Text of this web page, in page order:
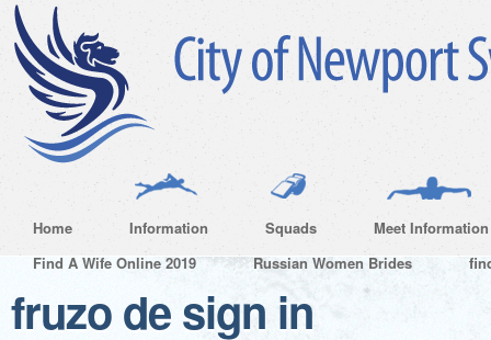
Home Information Squads
Meet Information
Find A Wife Online 2019
Russian Women Brides
fruzo de sign in